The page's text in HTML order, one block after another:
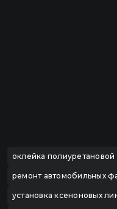
оклейка полиуретановой
ремонт автомобильных
установка ксеноновых